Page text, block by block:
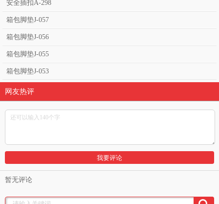
安全插扣A-298
箱包脚垫J-057
箱包脚垫J-056
箱包脚垫J-055
箱包脚垫J-053
网友热评
暂无评论